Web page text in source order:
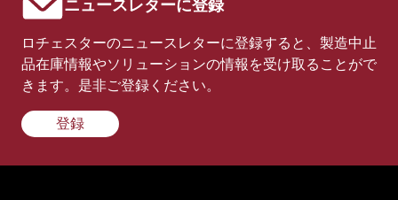
ニュースレターに登録
ロチェスターのニュースレターに登録すると、製造中止
品在庫情報やソリューションの情報を受け取ることがで
きます。是非ご登録ください。
登録